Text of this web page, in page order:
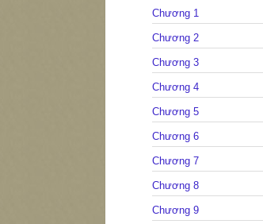
Chương 1
Chương 2
Chương 3
Chương 4
Chương 5
Chương 6
Chương 7
Chương 8
Chương 9